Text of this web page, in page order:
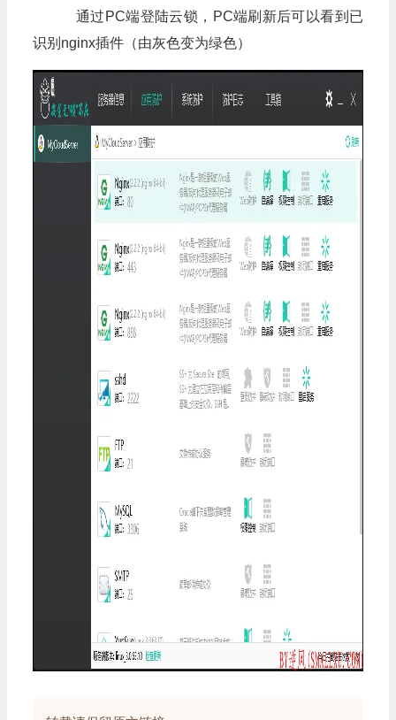
通过PC端登陆云锁，PC端刷新后可以看到已
识别nginx插件（由灰色变为绿色）